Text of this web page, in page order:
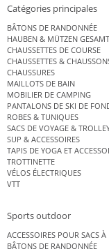
Catégories principales
BÂTONS DE RANDONNÉE
HAUBEN & MÜTZEN GESAMT
CHAUSSETTES DE COURSE
CHAUSSETTES &
CHAUSSURES
MAILLOTS DE BAIN
MOBILIER DE CAMPING
PANTALONS DE SKI DE
ROBES & TUNIQUES
SACS DE VOYAGE &
SUP & ACCESSOIRES
TAPIS DE YOGA ET
TROTTINETTE
VÉLOS ÉLECTRIQUES
VTT
Sports outdoor
ACCESSOIRES POUR SACS
BÂTONS DE RANDONNÉE